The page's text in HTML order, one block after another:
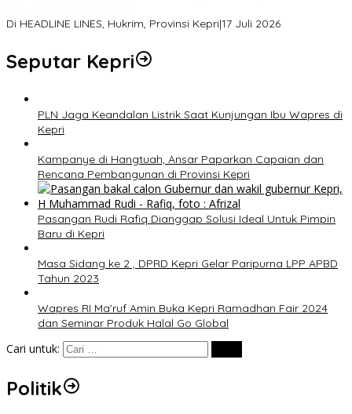
Di HEADLINE LINES, Hukrim, Provinsi Kepri|17 Juli 2026
Seputar Kepri
PLN Jaga Keandalan Listrik Saat Kunjungan Ibu Wapres di
Kepri
Kampanye di Hangtuah, Ansar Paparkan Capaian dan
Rencana Pembangunan di Provinsi Kepri
Pasangan Rudi Rafiq Dianggap Solusi Ideal Untuk Pimpin
Baru di Kepri
Masa Sidang ke 2 , DPRD Kepri Gelar Paripurna LPP APBD
Tahun 2023
Wapres RI Ma’ruf Amin Buka Kepri Ramadhan Fair 2024
dan Seminar Produk Halal Go Global
Cari untuk:
Politik